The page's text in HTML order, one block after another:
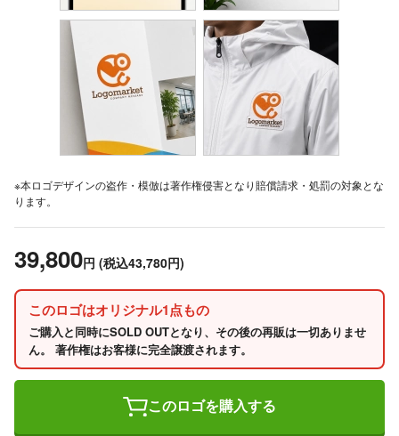
※本ロゴデザインの盗作・模倣は著作権侵害となり賠償請求・処罰の対象とな
ります。
39,800円 (税込43,780円)
このロゴはオリジナル1点もの
ご購入と同時にSOLD OUTとなり、その後の再販は一切ありませ
ん。 著作権はお客様に完全譲渡されます。
このロゴを購入する